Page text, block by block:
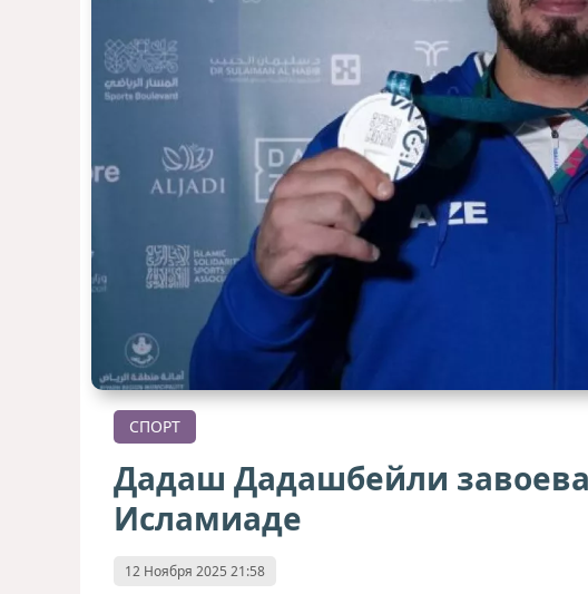
СПОРТ
Дадаш Дадашбейли
Исламиаде
12 Ноября 2025 21:58